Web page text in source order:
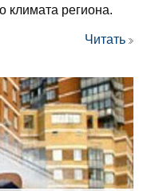
климата региона.
Читать